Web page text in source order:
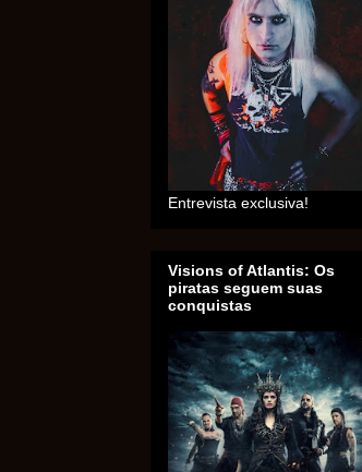
Entrevista exclusiva!
Visions of Atlantis: Os
piratas seguem suas
conquistas